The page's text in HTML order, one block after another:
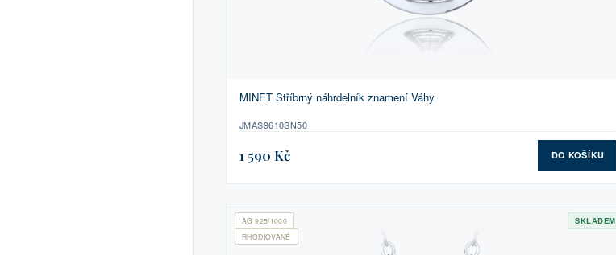
MINET Stříbrný náhrdelník znamení Váhy
JMAS9610SN50
1 590 Kč DO KOŠÍKU
AG 925/1000
RHODIOVANÉ
SKLADEM